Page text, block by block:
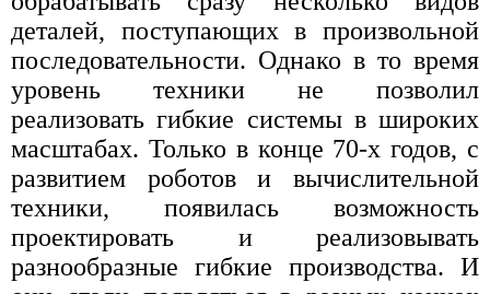
деталей, поступающих в произвольной
последовательности. Однако в то время
уровень техники не позволил
реализовать гибкие системы в широких
масштабах. Только в конце 70-х годов, с
развитием роботов и вычислительной
техники, появилась возможность
проектировать и реализовывать
разнообразные гибкие производства. И